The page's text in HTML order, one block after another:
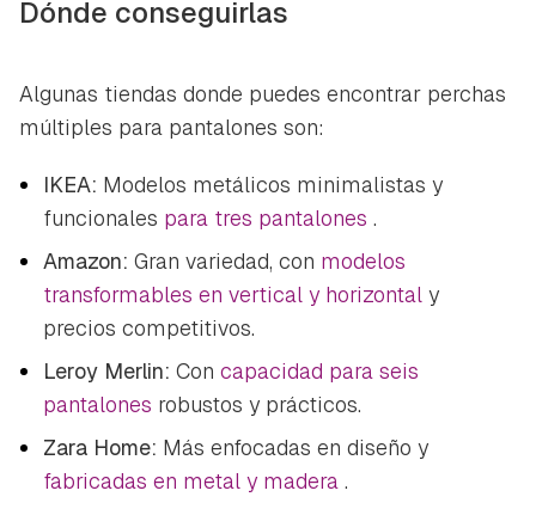
Dónde conseguirlas
Algunas tiendas donde puedes encontrar perchas
múltiples para pantalones son:
IKEA: Modelos metálicos minimalistas y
funcionales para tres pantalones .
Amazon: Gran variedad, con modelos
transformables en vertical y horizontal y
precios competitivos.
Leroy Merlin: Con capacidad para seis
pantalones robustos y prácticos.
Zara Home: Más enfocadas en diseño y
fabricadas en metal y madera .